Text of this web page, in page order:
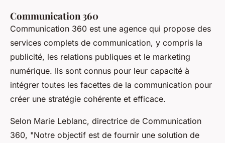
Communication 360
Communication 360 est une agence qui propose des
services complets de communication, y compris la
publicité, les relations publiques et le marketing
numérique. Ils sont connus pour leur capacité à
intégrer toutes les facettes de la communication pour
créer une stratégie cohérente et efficace.
Selon Marie Leblanc, directrice de Communication
360, "Notre objectif est de fournir une solution de